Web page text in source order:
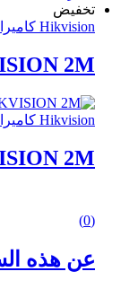
تخفيض
Hikvision كاميرا
2M
Hikvision كاميرا
2M
of
5
(0)
عن هذه